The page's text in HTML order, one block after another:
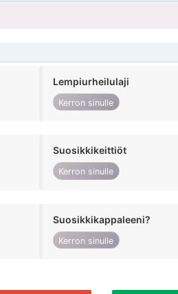
Lempiurheilulaji
Kerron sinulle
Suosikkikeittiöt
Kerron sinulle
Suosikkikappaleeni?
Kerron sinulle